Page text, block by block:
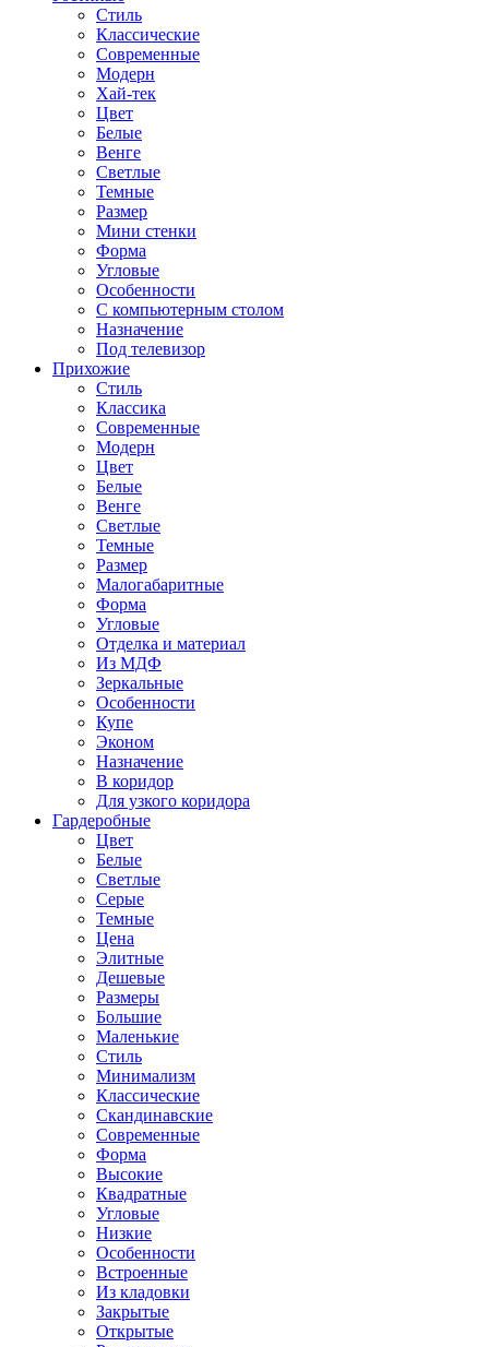
Стиль
Классические
Современные
Модерн
Хай-тек
Цвет
Белые
Венге
Светлые
Темные
Размер
Мини стенки
Форма
Угловые
Особенности
С компьютерным столом
Назначение
Под телевизор
Прихожие
Стиль
Классика
Современные
Модерн
Цвет
Белые
Венге
Светлые
Темные
Размер
Малогабаритные
Форма
Угловые
Отделка и материал
Из МДФ
Зеркальные
Особенности
Купе
Эконом
Назначение
В коридор
Для узкого коридора
Гардеробные
Цвет
Белые
Светлые
Серые
Темные
Цена
Элитные
Дешевые
Размеры
Большие
Маленькие
Стиль
Минимализм
Классические
Скандинавские
Современные
Форма
Высокие
Квадратные
Угловые
Низкие
Особенности
Встроенные
Из кладовки
Закрытые
Открытые